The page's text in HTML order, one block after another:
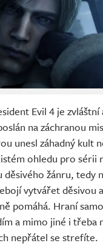
Evil 4 je
na záchranou
unesl záhadný kult
ohledu pro
žánru, tedy
vytvářet děsivou
pomáhá. Hraní
a mimo jiné i třeba
nepřátel se strefíte.